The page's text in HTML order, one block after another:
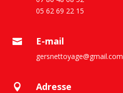
05 62 69 22 15
 E-mail
gersnettoyage@gmail.com
 Adresse